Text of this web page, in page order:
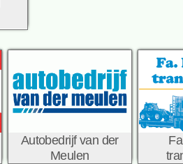
Autobedrijf van der
Meulen